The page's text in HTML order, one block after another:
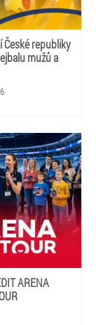
republiky
mužů a
ARENA